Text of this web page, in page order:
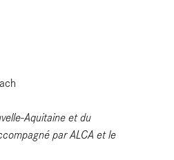
Aquitaine et du
par ALCA et le